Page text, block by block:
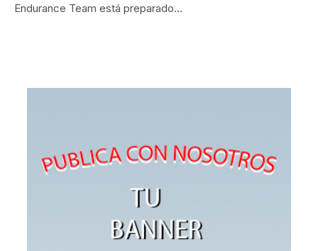
Endurance Team está preparado…